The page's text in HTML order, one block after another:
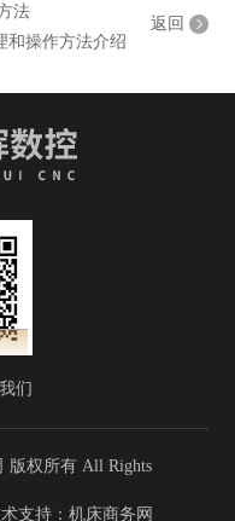
法
和操作方法介绍
返回
们
版权所有 All Rights
支持： 机床商务网